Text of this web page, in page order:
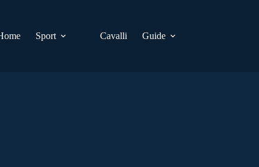
Sport Cavalli Guide